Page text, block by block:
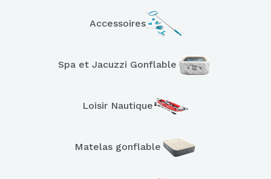
Accessoires
Spa et Jacuzzi Gonflable
Loisir Nautique
Matelas gonflable